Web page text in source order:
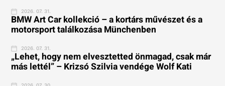
2026. 07. 31.
BMW Art Car kollekció – a kortárs művészet és a
motorsport találkozása Münchenben
2026. 07. 31.
„Lehet, hogy nem elvesztetted önmagad, csak már
más lettél” – Krizsó Szilvia vendége Wolf Kati